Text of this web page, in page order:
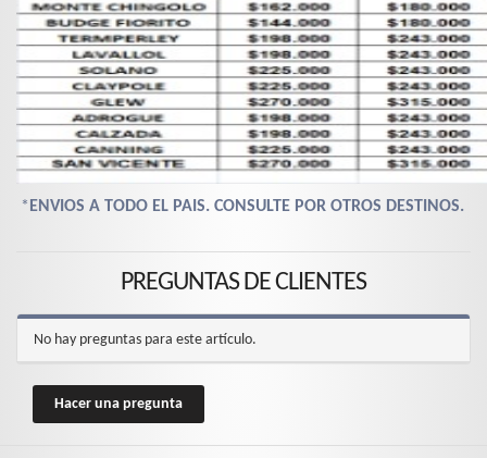
* ENVIOS A TODO EL PAIS. CONSULTE POR OTROS DESTINOS.
PREGUNTAS DE CLIENTES
No hay preguntas para este artículo.
Hacer una pregunta